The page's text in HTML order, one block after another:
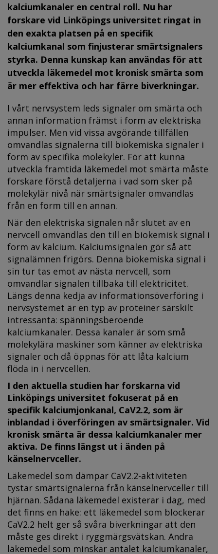
kalciumkanaler en central roll. Nu har
forskare vid Linköpings universitet ringat in
den exakta platsen på en specifik
kalciumkanal som finjusterar smärtsignalers
styrka. Denna kunskap kan användas för att
utveckla läkemedel mot kronisk smärta som
är mer effektiva och har färre biverkningar.
I vårt nervsystem leds signaler om smärta och
annan information främst i form av elektriska
impulser. Men vid vissa avgörande tillfällen
omvandlas signalerna till biokemiska signaler i
form av specifika molekyler. För att kunna
utveckla framtida läkemedel mot smärta måste
forskare förstå detaljerna i vad som sker på
molekylär nivå när smärtsignaler omvandlas
från en form till en annan.
När den elektriska signalen når slutet av en
nervcell omvandlas den till en biokemisk signal i
form av kalcium. Kalciumsignalen gör så att
signalämnen frigörs. Denna biokemiska signal i
sin tur tas emot av nästa nervcell, som
omvandlar signalen tillbaka till elektricitet.
Längs denna kedja av informationsöverföring i
nervsystemet är en typ av proteiner särskilt
intressanta: spänningsberoende
kalciumkanaler. Dessa kanaler är som små
molekylära maskiner som känner av elektriska
signaler och då öppnas för att låta kalcium
flöda in i nervcellen.
I den aktuella studien har forskarna vid
Linköpings universitet fokuserat på en
specifik kalciumjonkanal, CaV2.2, som är
inblandad i överföringen av smärtsignaler. Vid
kronisk smärta är dessa kalciumkanaler mer
aktiva. De finns längst ut i änden på
känselnervceller.
Läkemedel som dämpar CaV2.2-aktiviteten
tystar smärtsignalerna från känselnervceller till
hjärnan. Sådana läkemedel existerar i dag, med
det finns en hake: ett läkemedel som blockerar
CaV2.2 helt ger så svåra biverkningar att den
måste ges direkt i ryggmärgsvätskan. Andra
läkemedel som minskar antalet kalciumkanaler,